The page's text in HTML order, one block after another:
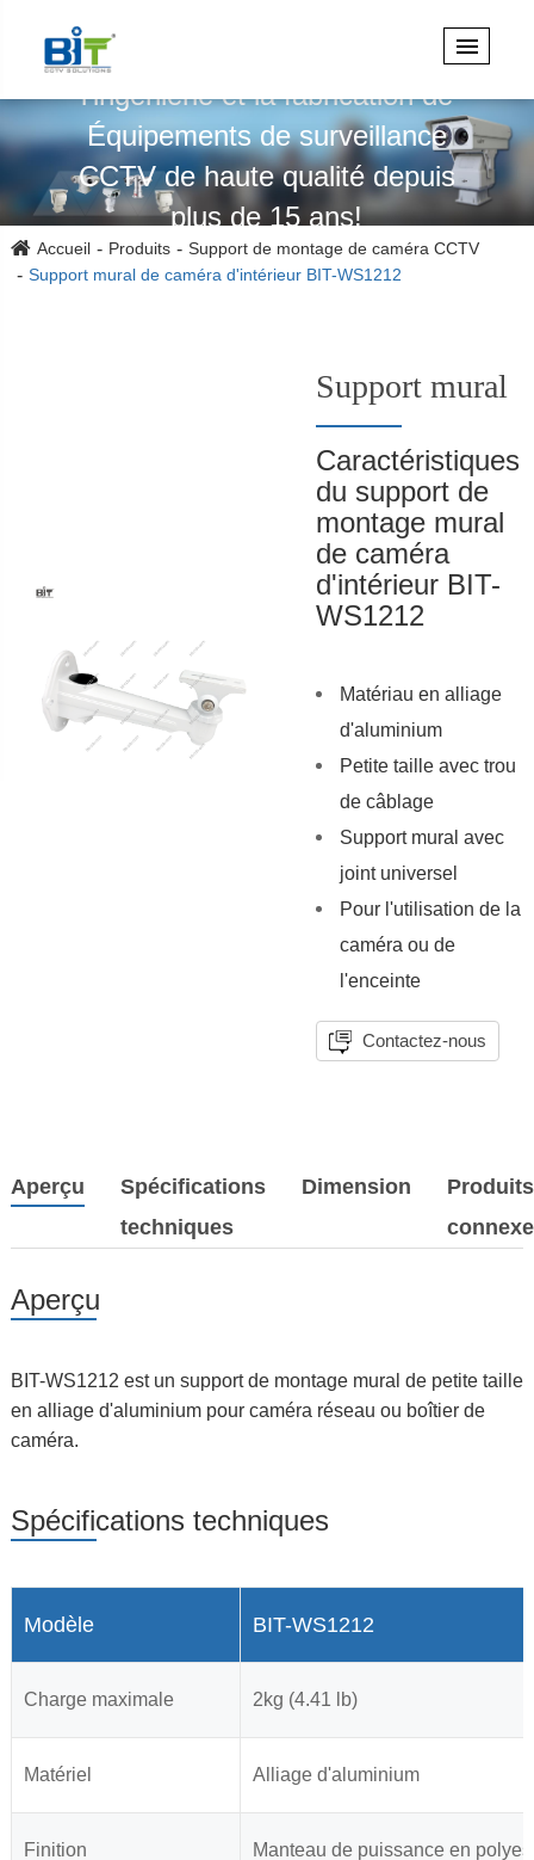
Spécialisé dans la conception,
l'ingénierie et la fabrication de
Équipements de surveillance
CCTV de haute qualité depuis
plus de 15 ans!
Accueil Produits
Support de montage de caméra CCTV
Support mural de caméra d'intérieur BIT-WS1212
Support mural
Caractéristiques
du support de
montage mural
de caméra
d'intérieur BIT-
WS1212
Matériau en alliage
d'aluminium
Petite taille avec trou
de câblage
Support mural avec
joint universel
Pour l'utilisation de la
caméra ou de
l'enceinte
Contactez-nous
Aperçu
Spécifications
techniques
Dimension
Produits
Aperçu
BIT-WS1212 est un support de montage mural de petite taille
en alliage d'aluminium pour caméra réseau ou boîtier de
caméra.
Spécifications techniques
Modèle BIT-WS1212
Charge maximale 2kg (4.41 lb)
Matériel Alliage d'aluminium
Finition Manteau de puissance en